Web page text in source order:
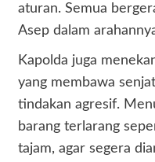
aturan. Semua
Asep dalam
Kapolda juga
yang membawa
tindakan agresif.
barang terlarang
tajam, agar segera